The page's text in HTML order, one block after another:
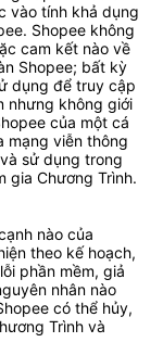
vào tính khả dụng
Shopee không
cam kết nào về
Shopee; bất kỳ
dụng để truy cập
nhưng không giới
của một cá
mạng viễn thông
sử dụng trong
gia Chương Trình.
theo kế hoạch,
phần mềm, giả
nhân nào
có thể hủy,
Trình và